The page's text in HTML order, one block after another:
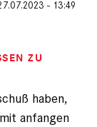
- 13:49
ZU
haben,
anfangen